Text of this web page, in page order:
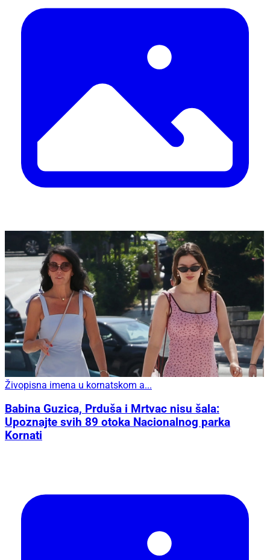
Živopisna imena u kornatskom a...
Babina Guzica, Prduša i Mrtvac nisu šala:
Upoznajte svih 89 otoka Nacionalnog parka
Kornati